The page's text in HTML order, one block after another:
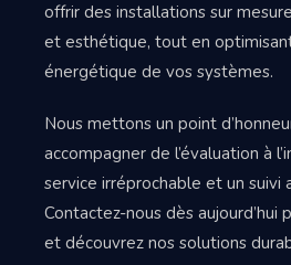
offrir des installations sur
et esthétique, tout en
énergétique de vos systèmes.
Nous mettons un point
accompagner de l’évaluation à
service irréprochable et un suivi
Contactez-nous dès aujourd’hui
et découvrez nos solutions